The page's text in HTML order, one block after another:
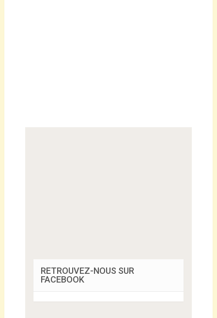
RETROUVEZ-NOUS SUR
FACEBOOK